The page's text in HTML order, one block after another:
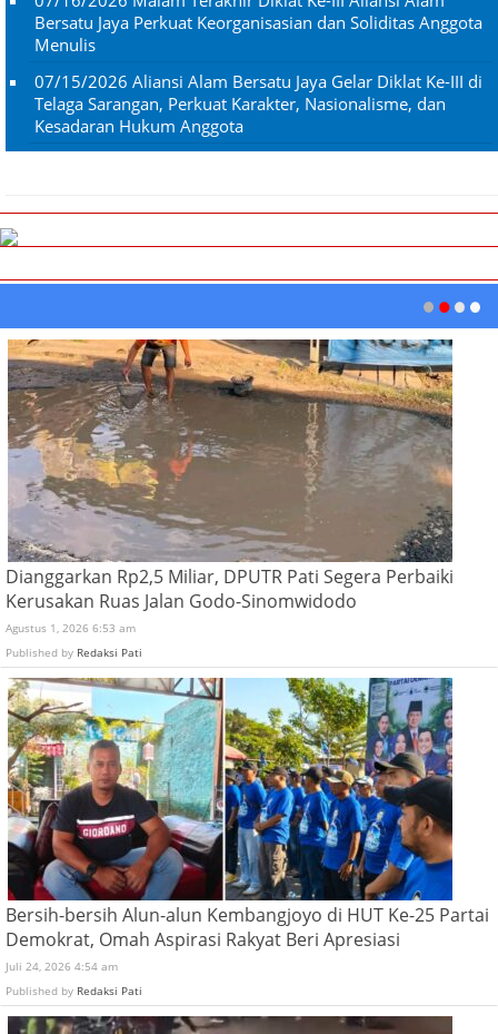
Bersatu Jaya Perkuat Keorganisasian dan Soliditas Anggota
Menulis
07/15/2026 Aliansi Alam Bersatu Jaya Gelar Diklat Ke-III di
Telaga Sarangan, Perkuat Karakter, Nasionalisme, dan
Kesadaran Hukum Anggota
Dianggarkan Rp2,5 Miliar, DPUTR Pati Segera Perbaiki
Kerusakan Ruas Jalan Godo-Sinomwidodo
Agustus 1, 2026 6:53 am
Published by Redaksi Pati
Bersih-bersih Alun-alun Kembangjoyo di HUT Ke-25 Partai
Demokrat, Omah Aspirasi Rakyat Beri Apresiasi
Juli 24, 2026 4:54 am
Published by Redaksi Pati